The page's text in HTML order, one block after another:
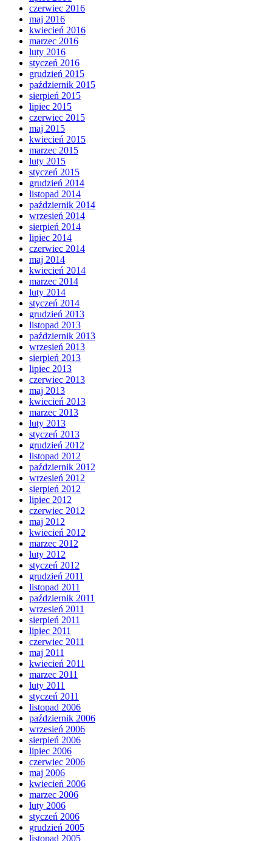
czerwiec 2016
maj 2016
kwiecień 2016
marzec 2016
luty 2016
styczeń 2016
grudzień 2015
październik 2015
sierpień 2015
lipiec 2015
czerwiec 2015
maj 2015
kwiecień 2015
marzec 2015
luty 2015
styczeń 2015
grudzień 2014
listopad 2014
październik 2014
wrzesień 2014
sierpień 2014
lipiec 2014
czerwiec 2014
maj 2014
kwiecień 2014
marzec 2014
luty 2014
styczeń 2014
grudzień 2013
listopad 2013
październik 2013
wrzesień 2013
sierpień 2013
lipiec 2013
czerwiec 2013
maj 2013
kwiecień 2013
marzec 2013
luty 2013
styczeń 2013
grudzień 2012
listopad 2012
październik 2012
wrzesień 2012
sierpień 2012
lipiec 2012
czerwiec 2012
maj 2012
kwiecień 2012
marzec 2012
luty 2012
styczeń 2012
grudzień 2011
listopad 2011
październik 2011
wrzesień 2011
sierpień 2011
lipiec 2011
czerwiec 2011
maj 2011
kwiecień 2011
marzec 2011
luty 2011
styczeń 2011
listopad 2006
październik 2006
wrzesień 2006
sierpień 2006
lipiec 2006
czerwiec 2006
maj 2006
kwiecień 2006
marzec 2006
luty 2006
styczeń 2006
grudzień 2005
listopad 2005